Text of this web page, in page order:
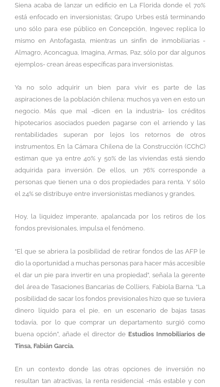
Siena acaba de lanzar un edificio en La Florida donde el 70%
está enfocado en inversionistas; Grupo Urbes está terminando
uno sólo para ese público en Concepción, Ingevec replica lo
mismo en Antofagasta, mientras un sinfín de inmobiliarias -
Almagro, Aconcagua, Imagina, Armas, Paz, sólo por dar algunos
ejemplos- crean áreas específicas para inversionistas.
Ya no solo adquirir un bien para vivir es parte de las
aspiraciones de la población chilena: muchos ya ven en esto un
negocio. Más que mal -dicen en la industria- los créditos
hipotecarios asociados pueden pagarse con el arriendo y las
rentabilidades superan por lejos los retornos de otros
instrumentos. En la Cámara Chilena de la Construcción (CChC)
estiman que ya entre 40% y 50% de las viviendas está siendo
adquirida para inversión. De ellos, un 76% corresponde a
personas que tienen una o dos propiedades para renta. Y sólo
el 24% se distribuye entre inversionistas medianos y grandes.
Hoy, la liquidez imperante, apalancada por los retiros de los
fondos previsionales, impulsa el fenómeno.
“El que se abriera la posibilidad de retirar fondos de las AFP le
dio la oportunidad a muchas personas para hacer más accesible
el dar un pie para invertir en una propiedad”, señala la gerente
del área de Tasaciones Bancarias de Colliers, Fabiola Barna. “La
posibilidad de sacar los fondos previsionales hizo que se tuviera
dinero líquido para el pie, en un escenario de bajas tasas
todavía, por lo que comprar un departamento surgió como
buena opción”, añade el director de Estudios Inmobiliarios de
Tinsa, Fabián García.
En un contexto donde las otras opciones de inversión no
resultan tan atractivas, la renta residencial -más estable y con